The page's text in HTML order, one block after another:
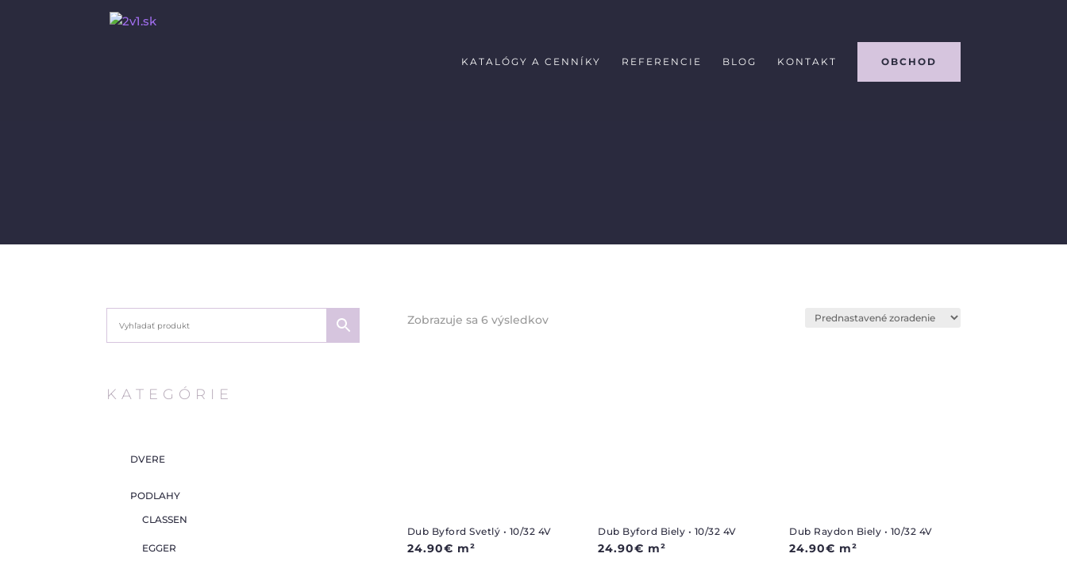
KATALÓGY A CENNÍKY REFERENCIE BLOG KONTAKT OBCHOD
KATEGÓRIE
DVERE
PODLAHY
CLASSEN
EGGER
Zobrazuje sa 6 výsledkov
Dub Byford Svetlý • 10/32 4V
24.90€ m²
Dub Byford Biely • 10/32 4V
24.90€ m²
Dub Raydon Biely • 10/32 4V
24.90€ m²